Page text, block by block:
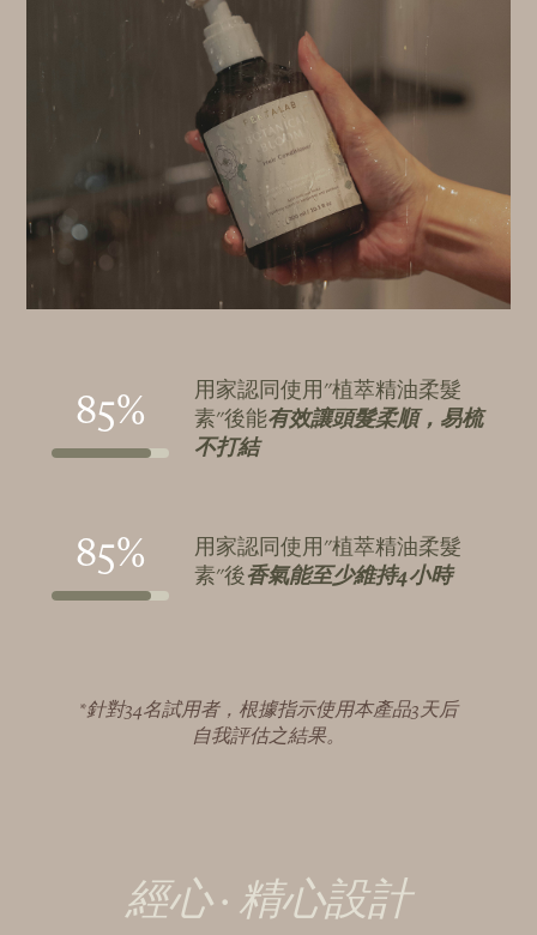
85%
用家認同使用"植萃精油柔髮
素"後能有效讓頭髮柔順，易梳
不打結
85%
用家認同使用"植萃精油柔髮
素"後香氣能至少維持4小時
*針對34名試用者，根據指示使用本產品3天后
自我評估之結果。
經心 · 精心設計